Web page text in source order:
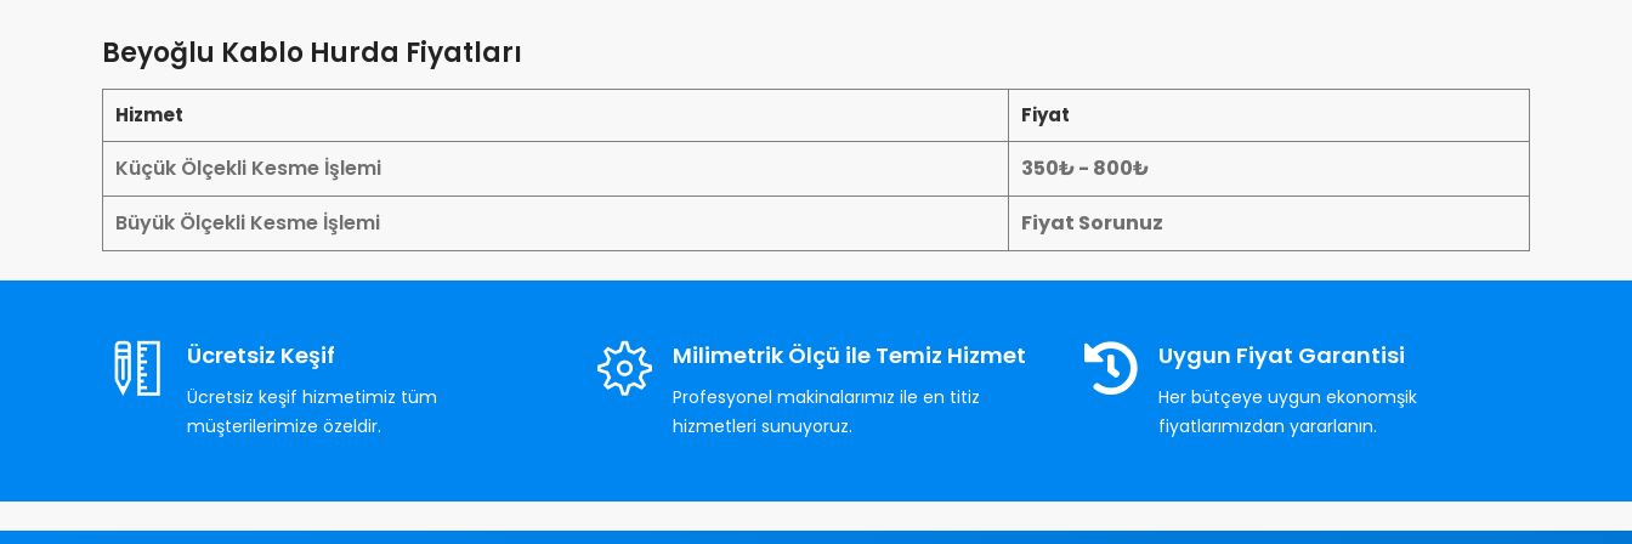
Beyoğlu Kablo Hurda Fiyatları
Hizmet Fiyat
Küçük Ölçekli Kesme İşlemi
350₺ - 800₺
Büyük Ölçekli Kesme İşlemi
Fiyat Sorunuz
Ücretsiz Keşif
Ücretsiz keşif hizmetimiz tüm
müşterilerimize özeldir.
Milimetrik Ölçü ile Temiz Hizmet
Profesyonel makinalarımız ile en titiz
hizmetleri sunuyoruz.
Uygun Fiyat Garantisi
Her bütçeye uygun ekonomşik
fiyatlarımızdan yararlanın.